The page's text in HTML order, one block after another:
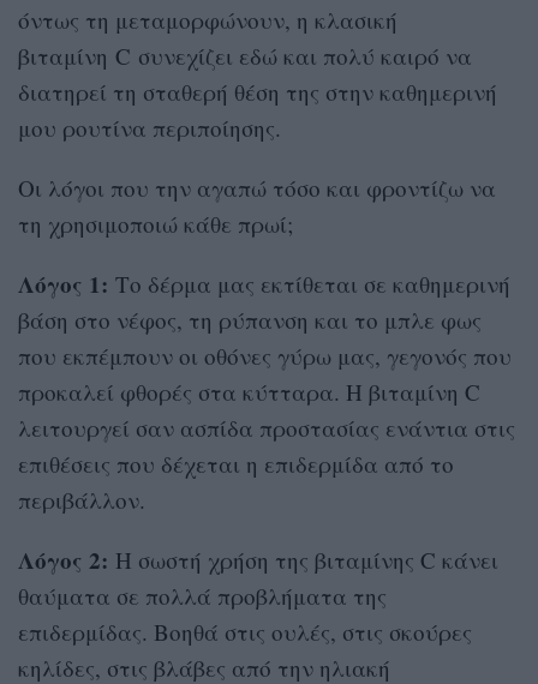
όντως τη μεταμορφώνουν, η κλασική
βιταμίνη C συνεχίζει εδώ και πολύ καιρό να
διατηρεί τη σταθερή θέση της στην καθημερινή
μου ρουτίνα περιποίησης.
Οι λόγοι που την αγαπώ τόσο και φροντίζω να
τη χρησιμοποιώ κάθε πρωί;
Λόγος 1: Το δέρμα μας εκτίθεται σε καθημερινή
βάση στο νέφος, τη ρύπανση και το μπλε φως
που εκπέμπουν οι οθόνες γύρω μας, γεγονός που
προκαλεί φθορές στα κύτταρα. Η βιταμίνη C
λειτουργεί σαν ασπίδα προστασίας ενάντια στις
επιθέσεις που δέχεται η επιδερμίδα από το
περιβάλλον.
Λόγος 2: Η σωστή χρήση της βιταμίνης C κάνει
θαύματα σε πολλά προβλήματα της
επιδερμίδας. Βοηθά στις ουλές, στις σκούρες
κηλίδες, στις βλάβες από την ηλιακή